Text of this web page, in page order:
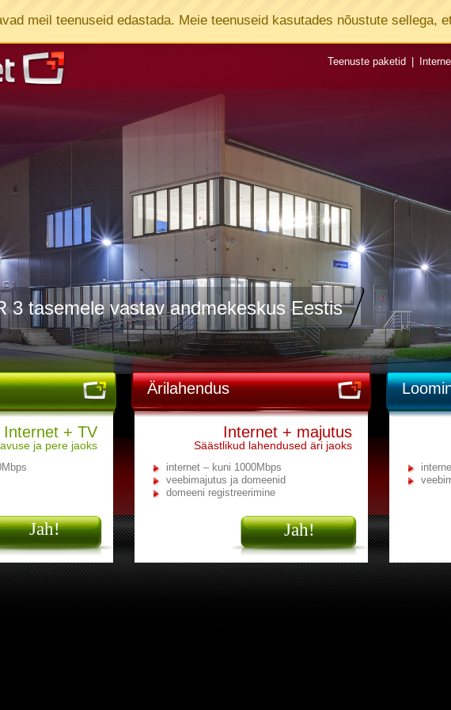
Teenuste paketid
3 tasemele vastav andmekeskus Eestis
Ärilahendus
Internet + TV
ja pere jaoks
Jah!
Internet + majutus
Säästlikud lahendused äri jaoks
internet – kuni 1000Mbps
veebimajutus ja domeenid
domeeni registreerimine
Jah!
meil teenuseid edastada. Meie teenuseid kasutades nõustute sellega,